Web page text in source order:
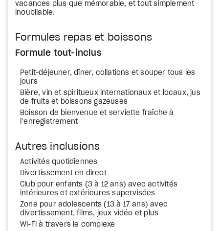
vacances plus que mémorable, et tout simplement
inoubliable.
Formules repas et boissons
Formule tout-inclus
Petit-déjeuner, dîner, collations et souper tous les
jours
Bière, vin et spiritueux internationaux et locaux, jus
de fruits et boissons gazeuses
Boisson de bienvenue et serviette fraîche à
l’enregistrement
Autres inclusions
Activités quotidiennes
Divertissement en direct
Club pour enfants (3 à 12 ans) avec activités
intérieures et extérieures supervisées
Zone pour adolescents (13 à 17 ans) avec
divertissement, films, jeux vidéo et plus
Wi-Fi à travers le complexe